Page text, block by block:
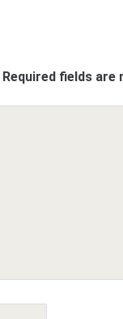
Required fields are